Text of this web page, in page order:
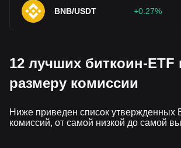
BNB/USDT +0.27%
12 лучших биткоин-ETF
размеру комиссии
Ниже приведен список утвержденных
комиссий, от самой низкой до самой